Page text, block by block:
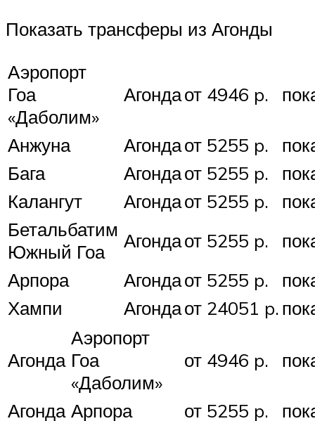
Показать трансферы из Агонды
Аэропорт
Гоа
«Даболим»
Агондаот 4946 p.
Анжуна Агондаот 5255 p.
Бага
Агондаот 5255 p.
Калангут
Агондаот 5255 p.
Бетальбатим
Южный Гоа
Агондаот 5255 p.
Арпора
Агондаот 5255 p.
Хампи
Агондаот 24051 p.
Агонда
Аэропорт
Гоа
«Даболим»
от 4946 p.
Агонда Арпора от 5255 p.